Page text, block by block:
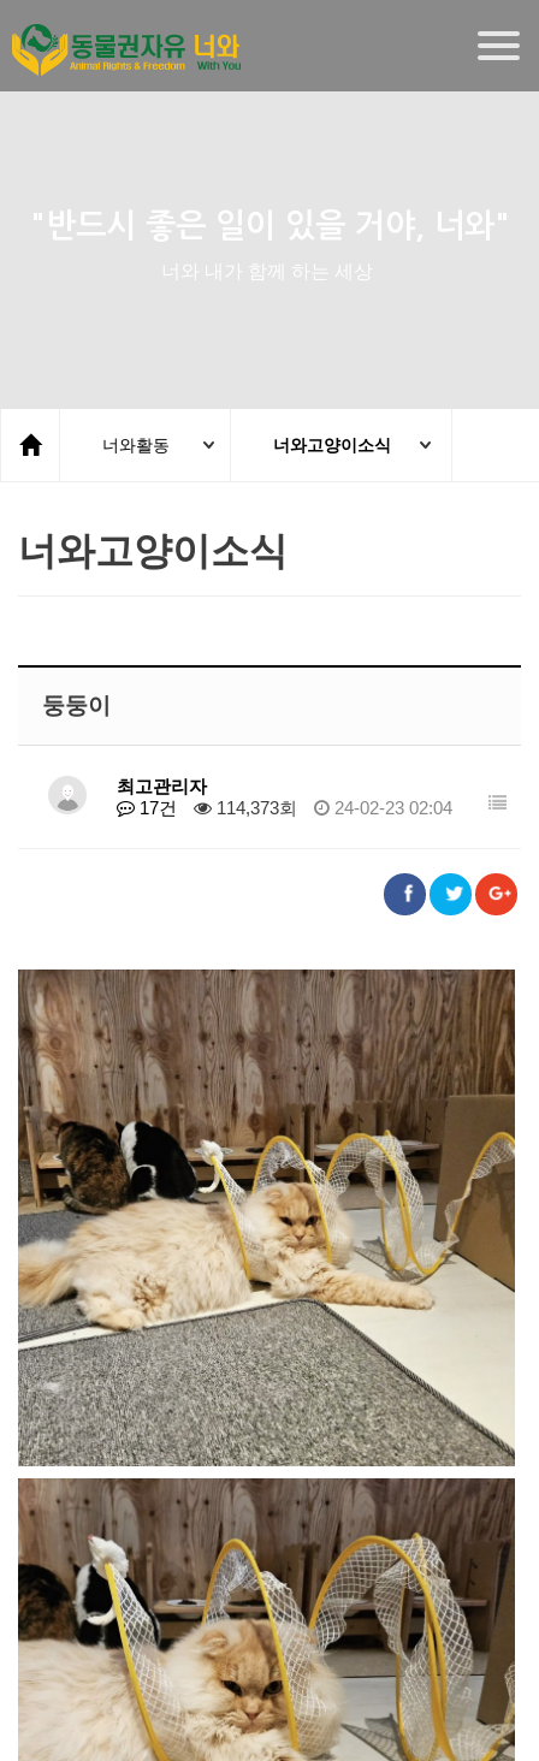
"반드시 좋은 일이 있을 거야, 너와"
너와 내가 함께 하는 세상
너와활동 너와고양이소식
너와고양이소식
둥둥이
최고관리자
17건
114,373회 24-02-23 02:04